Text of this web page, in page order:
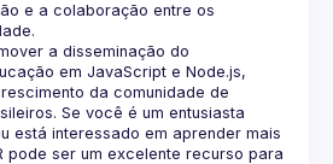
e a colaboração entre os
a disseminação do
em JavaScript e Node.js,
da comunidade de
Se você é um entusiasta
está interessado em aprender mais
pode ser um excelente recurso para